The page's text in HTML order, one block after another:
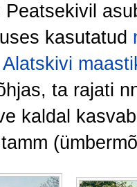
kasutatud
Alatskivi
ta rajati
kaldal